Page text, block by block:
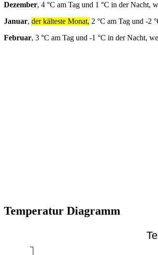
Dezember, 4 °C am Tag und 1 °C in der Nacht,
Januar, der kälteste Monat, 2 °C am Tag und -2
Februar, 3 °C am Tag und -1 °C in der Nacht,
Temperatur Diagramm